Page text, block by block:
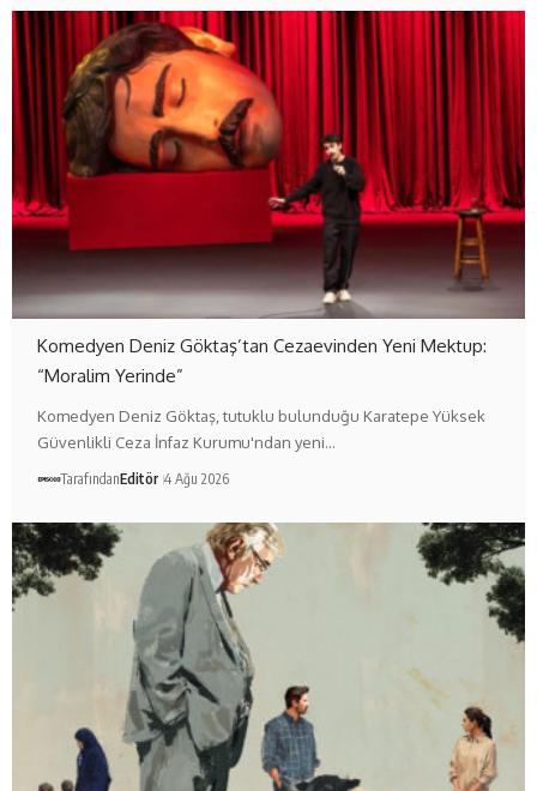
Komedyen Deniz Göktaş’tan Cezaevinden Yeni Mektup:
“Moralim Yerinde”
Komedyen Deniz Göktaş, tutuklu bulunduğu Karatepe Yüksek
Güvenlikli Ceza İnfaz Kurumu'ndan yeni…
TarafındanEditör 4 Ağu 2026